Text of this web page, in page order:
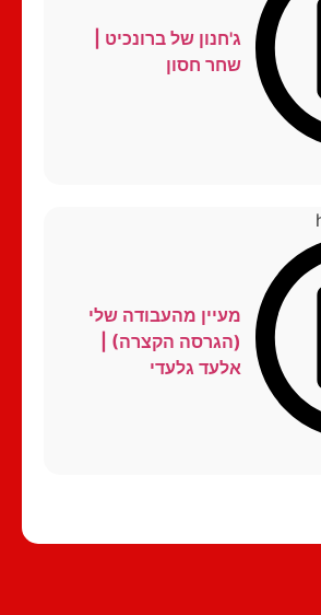
ג'חנון של ברונכיט |
שחר חסון
מעיין מהעבודה שלי
(הגרסה הקצרה) |
אלעד גלעדי